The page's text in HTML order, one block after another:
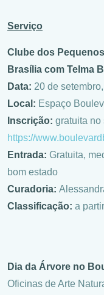
Serviço
Clube dos
Brasília com Telma
Data: 20 de
Local: Espaço
Inscrição: gratuita no
https://
Entrada: Gratuita,
bom estado
Curadoria:
Classificação: a
Dia da Árvore no
Oficinas de Arte